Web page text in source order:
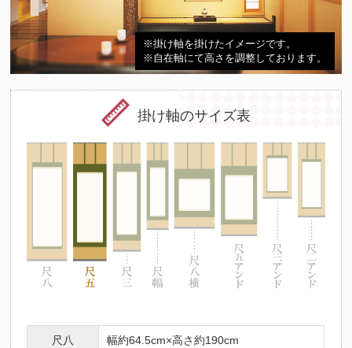
※掛け軸を掛けたイメージです。
※自在軸にて高さを調整しております。
掛け軸のサイズ表
尺八 幅約64.5cm×高さ約190cm